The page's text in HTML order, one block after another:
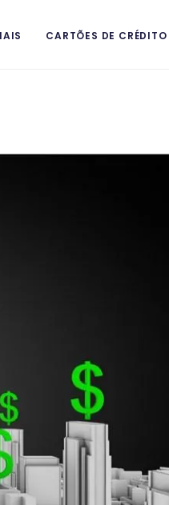
CARTÕES DE CRÉDITO